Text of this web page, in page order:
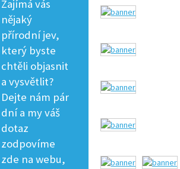
Zajímá vás
nějaký
přírodní jev,
který byste
chtěli objasnit
a vysvětlit?
Dejte nám pár
dní a my váš
dotaz
zodpovíme
zde na webu,